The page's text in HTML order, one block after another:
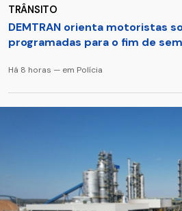
TRÂNSITO
DEMTRAN orienta motoristas
programadas para o fim de
Há 8 horas — em Polícia